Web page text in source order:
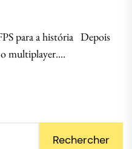
para a história Depois
multiplayer....
Rechercher